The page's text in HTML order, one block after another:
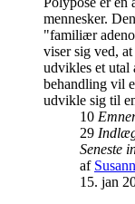
mennesker.
"familiær
viser sig ved,
udvikles et utal
behandling vil
udvikle sig til
10
29
Seneste
af
15. jan